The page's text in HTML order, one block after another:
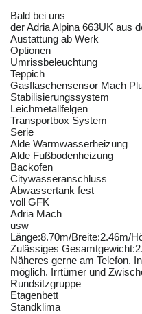
Bald bei uns
der Adria Alpina 663UK aus
Austattung ab Werk
Optionen
Umrissbeleuchtung
Teppich
Gasflaschensensor Mach
Stabilisierungssystem
Leichmetallfelgen
Transportbox System
Serie
Alde Warmwasserheizung
Alde Fußbodenheizung
Backofen
Citywasseranschluss
Abwassertank fest
voll GFK
Adria Mach
usw
Länge:8.70m/Breite:2.46m/
Zulässiges
Näheres gerne am Telefon.
möglich. Irrtümer und
Rundsitzgruppe
Etagenbett
Standklima